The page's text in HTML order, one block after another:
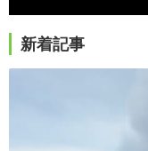
新着記事